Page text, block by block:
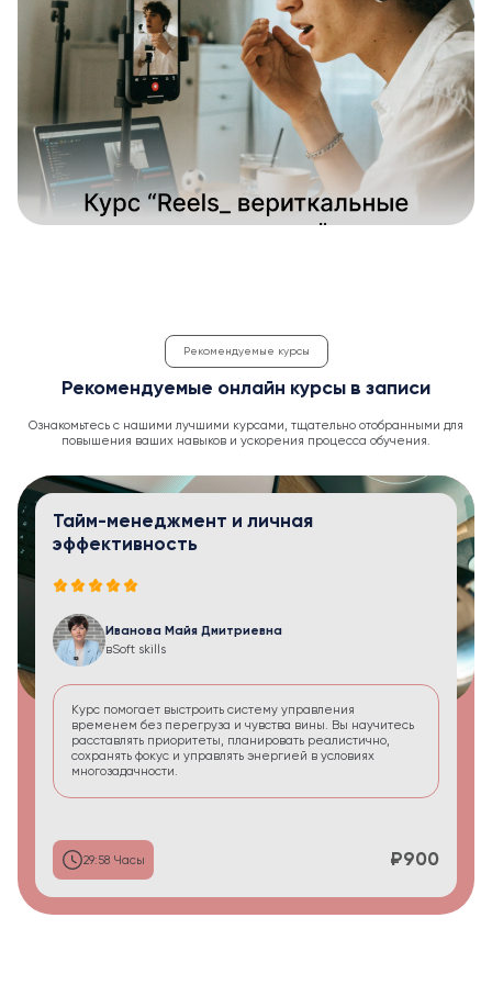
Рекомендуемые курсы
Рекомендуемые онлайн курсы в записи
Ознакомьтесь с нашими лучшими курсами, тщательно отобранными для
повышения ваших навыков и ускорения процесса обучения.
Тайм-менеджмент и личная
эффективность
Иванова Майя Дмитриевна
вSoft skills
Курс помогает выстроить систему управления
временем без перегруза и чувства вины. Вы научитесь
расставлять приоритеты, планировать реалистично,
сохранять фокус и управлять энергией в условиях
многозадачности.
29:58 Часы ₽900